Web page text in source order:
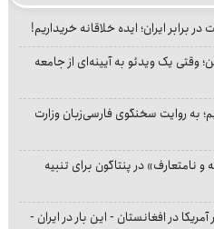
برابر ایران؛ ایده خلاقانه خریداریم!
وقتی یک ویدئو به آیینه‌ای از جامعه
به روایت سخنگوی فارسی‌زبان وزارت
نامتعارف» در پنتاگون برای تنبیه
در افغانستان - این بار در ایران -